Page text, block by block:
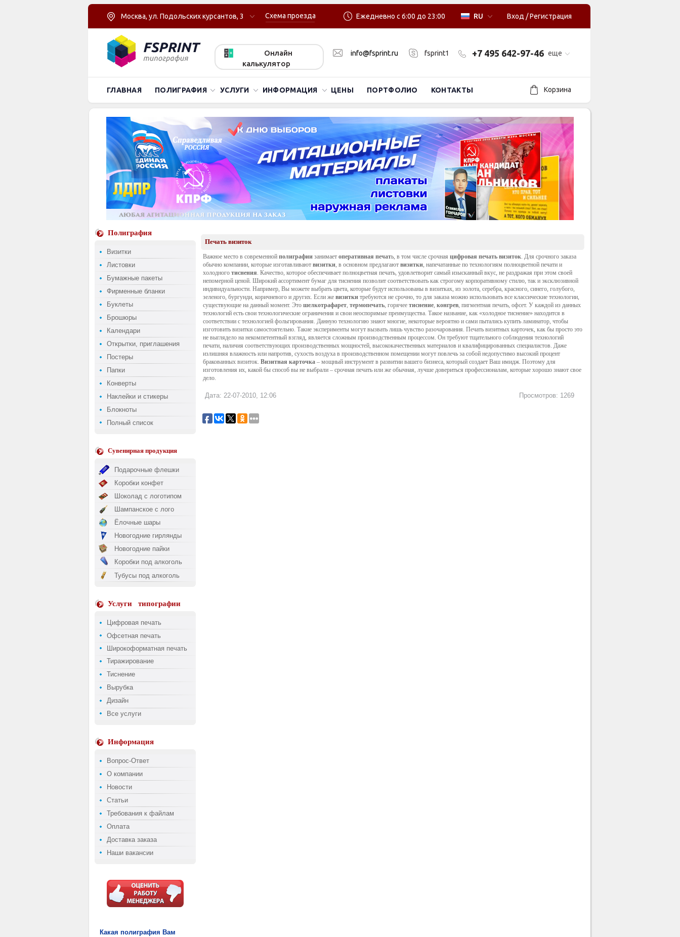
Москва, ул. Подольских курсантов, 3 Схема проезда Вход /Регистрация
RU
Ежедневно с 6:00 до 23:00
Онлайн
калькулятор
info@fsprint.ru fsprint1 еще
+7 495 642-97-46
ГЛАВНАЯ ПОЛИГРАФИЯ УСЛУГИ ИНФОРМАЦИЯ ЦЕНЫ ПОРТФОЛИО КОНТАКТЫ Корзина
Полиграфия
Визитки
Листовки
Бумажные пакеты
Фирменные бланки
Буклеты
Брошюры
Календари
Открытки, приглашения
Постеры
Папки
Конверты
Наклейки и стикеры
Блокноты
Полный список
Сувенирная продукция
Подарочные флешки
Коробки конфет
Шоколад с логотипом
Шампанское с лого
Ёлочные шары
Новогодние гирлянды
Новогодние пайки
Коробки под алкоголь
Тубусы под алкоголь
Услуги типографии
Цифровая печать
Офсетная печать
Широкоформатная печать
Тиражирование
Тиснение
Вырубка
Дизайн
Все услуги
Информация
Вопрос-Ответ
О компании
Новости
Статьи
Требования к файлам
Оплата
Доставка заказа
Наши вакансии
Какая полиграфия Вам
Печать визиток
Важное место в современной полиграфии занимает оперативная печать, в том числе срочная цифровая печать визиток. Для срочного заказа
обычно компании, которые изготавливают визитки, в основном предлагают визитки, напечатанные по технологиям полноцветной печати и
холодного тиснения. Качество, которое обеспечивает полноцветная печать, удовлетворит самый изысканный вкус, не раздражая при этом своей
непомерной ценой. Широкий ассортимент бумаг для тиснения позволит соответствовать как строгому корпоративному стилю, так и эксклюзивной
индивидуальности. Например, Вы можете выбрать цвета, которые будут использованы в визитках, из золота, серебра, красного, синего, голубого,
зеленого, бургунди, коричневого и других. Если же визитки требуются не срочно, то для заказа можно использовать все классические технологии,
существующие на данный момент. Это шелкотрафарет, термопечать, горячее тиснение, конгрев, пигментная печать, офсет. У каждой из данных
технологий есть свои технологические ограничения и свои неоспоримые преимущества. Такое название, как «холодное тиснение» находится в
соответствии с технологией фольгирования. Данную технологию знают многие, некоторые вероятно и сами пытались купить ламинатор, чтобы
изготовить визитки самостоятельно. Такие эксперименты могут вызвать лишь чувство разочарования. Печать визитных карточек, как бы просто это
не выглядело на некомпетентный взгляд, является сложным производственным процессом. Он требуют тщательного соблюдения технологий
печати, наличия соответствующих производственных мощностей, высококачественных материалов и квалифицированных специалистов. Даже
излишняя влажность или напротив, сухость воздуха в производственном помещении могут повлечь за собой недопустимо высокий процент
бракованных визиток. Визитная карточка – мощный инструмент в развитии вашего бизнеса, который создает Ваш имидж. Поэтому для
изготовления их, какой бы способ вы не выбрали – срочная печать или же обычная, лучше довериться профессионалам, которые хорошо знают свое
дело.
Дата: 22-07-2010, 12:06 Просмотров: 1269